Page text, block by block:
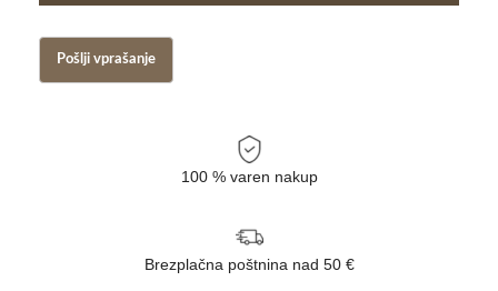
100 % varen nakup
Brezplačna poštnina nad 50 €